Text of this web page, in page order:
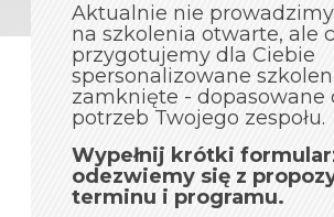
Aktualnie nie
na szkolenia otwarte, ale
przygotujemy dla Ciebie
spersonalizowane
zamknięte - dopasowane
potrzeb Twojego zespołu.
Wypełnij krótki
odezwiemy się z
terminu i programu.